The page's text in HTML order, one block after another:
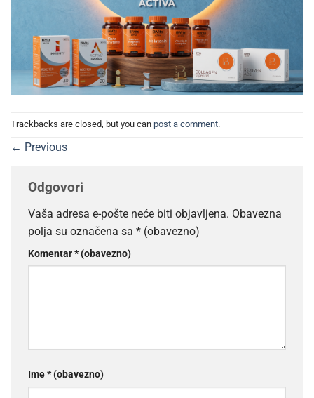
Trackbacks are closed, but you can post a comment.
← Previous
Odgovori
Vaša adresa e-pošte neće biti objavljena. Obavezna
polja su označena sa * (obavezno)
Komentar* (obavezno)
Ime* (obavezno)